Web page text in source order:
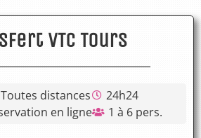
VTC Tours
Toutes distances
24h24
en ligne
1 à 6 pers.